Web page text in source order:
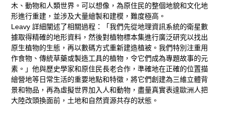
木、動物和人類世界。可以想像，為原住民的整個地貌和文化地
形進行重建，並涉及大量繪製和建模，難度極高。
Leavy 詳細闡述了相關過程：「我們先從地理資訊系統的衛星數
據取得精確的地形資料，然後對植物標本集進行廣泛研究以找出
原生植物的生態，再以數碼方式重新建造植被。我們特別注重用
作食物、傳統草藥或製造工具的植物，令它們成為專題故事的元
素。」他與歷史學家和原住民長老合作，準確地在正確的位置描
繪營地等日常生活的重要地點和特徵，將它們創建為三維立體背
景和物品，再為虛擬世界加入人和動物，盡量真實表達歐洲人把
大陸改頭換面前，土地和自然資源共存的狀態。